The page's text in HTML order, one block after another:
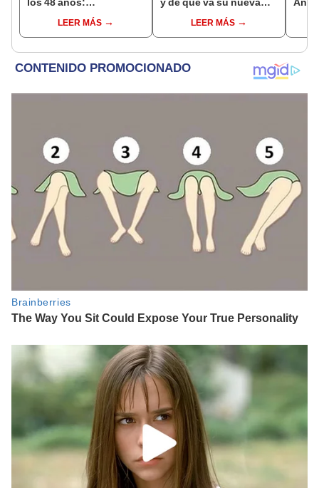
los 48 años:
de meteoros' perdió la
vida tras fuerte
LEER MÁS
y de qué va su nueva
LEER MÁS